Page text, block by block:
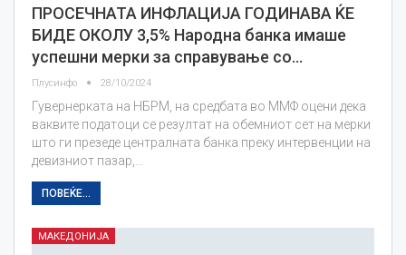
ПРОСЕЧНАТА ИНФЛАЦИЈА ГОДИНАВА ЌЕ
БИДЕ ОКОЛУ 3,5% Народна банка имаше
успешни мерки за справување со…
Плусинфо 28/10/2024
Гувернерката на НБРМ, на средбата во ММФ оцени дека
ваквите податоци се резултат на обемниот сет на мерки
што ги презеде централната банка преку интервенции на
девизниот пазар,…
ПОВЕЌЕ...
МАКЕДОНИЈА